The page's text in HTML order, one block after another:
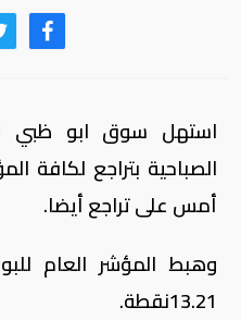
استهل سوق ابو ظبي
الصباحية بتراجع لكافة
أمس على تراجع أيضا.
13.21نقطة.